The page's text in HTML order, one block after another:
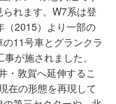
れます。W7系は登
（2015）より一部の
11号車とグランクラ
が施されました。
・敦賀へ延伸するこ
在の形態を再現して